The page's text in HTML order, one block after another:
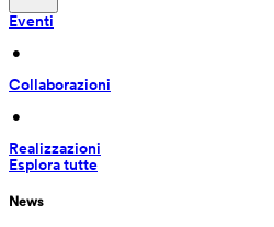
Eventi
•
Collaborazioni
•
Realizzazioni
Esplora tutte
News